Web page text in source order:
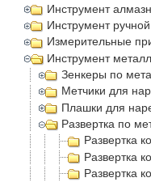
Инструмент
Инструмент
Измерительные
Инструмент
Зенкеры по
Метчики для
Плашки для
Развертка по
Развертка
Развертка
Развертка